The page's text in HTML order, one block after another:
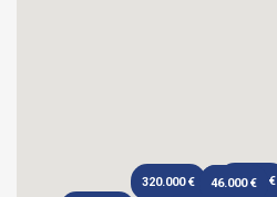
46.000 €
46.000 €
320.000 € 12.000 €